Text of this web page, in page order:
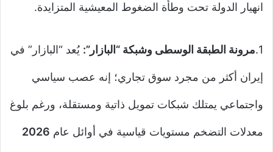
انهيار الدولة تحت وطأة الضغوط المعيشية المتزايدة.
1. مرونة الطبقة الوسطى وشبكة “البازار”: يُعد “البازار” في
إيران أكثر من مجرد سوق تجاري؛ إنه عصب سياسي
واجتماعي يمتلك شبكات تمويل ذاتية ومستقلة، ورغم بلوغ
معدلات التضخم مستويات قياسية في أوائل عام 2026